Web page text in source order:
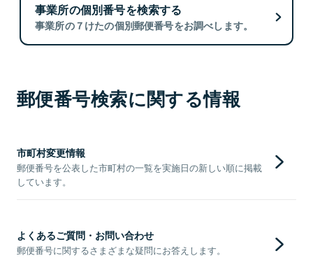
事業所の個別番号を検索する
事業所の７けたの個別郵便番号をお調べします。
郵便番号検索に関する情報
市町村変更情報
郵便番号を公表した市町村の一覧を実施日の新しい順に掲載
しています。
よくあるご質問・お問い合わせ
郵便番号に関するさまざまな疑問にお答えします。